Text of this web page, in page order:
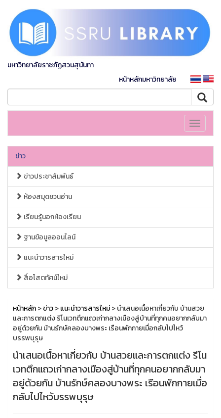
มหาวิทยาลัยราชภัฏสวนสุนันทา
หน้าหลักมหาวิทยาลัย
Toggle
ข่าว
ข่าวประชาสัมพันธ์
ห้องสมุดชวนอ่าน
เรียนรู้นอกห้องเรียน
ฐานข้อมูลออนไลน์
แนะนำวารสารใหม่
สื่อโสตทัศน์ใหม่
หน้าหลัก>ข่าว>แนะนำวารสารใหม่> นำเสนอเนื้อหาเกี่ยวกับ บ้านสวย
และการตกแต่ง รีโนเวทตึกแถวเก่ากลางเมืองสู่บ้านที่ทุกคนอยากกลับมา
อยู่ด้วยกัน บ้านรักษ์คลองบางพระ เรือนพักกายเมื่อกลับไปไหว้
บรรพบุรุษ
นำเสนอเนื้อหาเกี่ยวกับ บ้านสวยและการตกแต่ง รีโน
เวทตึกแถวเก่ากลางเมืองสู่บ้านที่ทุกคนอยากกลับมา
อยู่ด้วยกัน บ้านรักษ์คลองบางพระ เรือนพักกายเมื่อ
กลับไปไหว้บรรพบุรุษ